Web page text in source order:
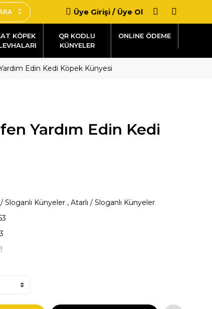
Üye Girişi / Üye Ol
KÖPEK
QR KODLU
KÜNYELER
Edin Kedi Köpek Künyesi
Yardım Edin Kedi
/ Sloganlı Künyeler , Atarlı / Sloganlı Künyeler